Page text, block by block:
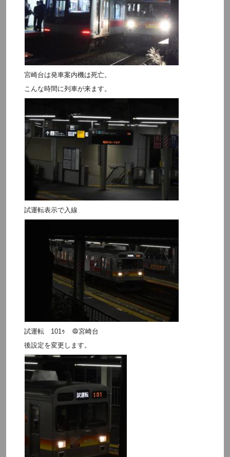
宮崎台は発車案内機は死亡。
こんな時間に列車が来ます。
試運転表示で入線
試運転 101ｩ ＠宮崎台
後設定を変更します。